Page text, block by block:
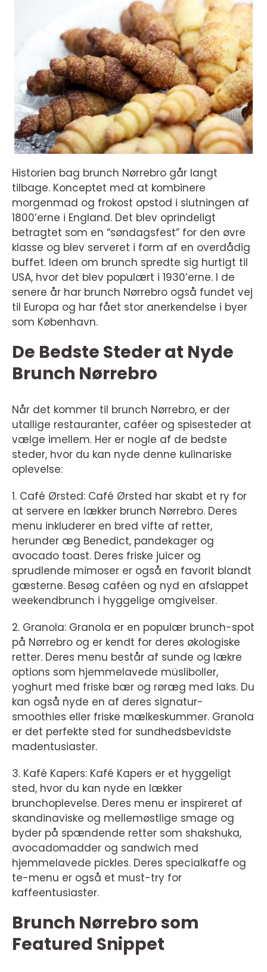
Historien bag brunch Nørrebro går langt
tilbage. Konceptet med at kombinere
morgenmad og frokost opstod i slutningen af
1800’erne i England. Det blev oprindeligt
betragtet som en “søndagsfest” for den øvre
klasse og blev serveret i form af en overdådig
buffet. Ideen om brunch spredte sig hurtigt til
USA, hvor det blev populært i 1930’erne. I de
senere år har brunch Nørrebro også fundet vej
til Europa og har fået stor anerkendelse i byer
som København.
De Bedste Steder at Nyde
Brunch Nørrebro
Når det kommer til brunch Nørrebro, er der
utallige restauranter, caféer og spisesteder at
vælge imellem. Her er nogle af de bedste
steder, hvor du kan nyde denne kulinariske
oplevelse:
1. Café Ørsted: Café Ørsted har skabt et ry for
at servere en lækker brunch Nørrebro. Deres
menu inkluderer en bred vifte af retter,
herunder æg Benedict, pandekager og
avocado toast. Deres friske juicer og
sprudlende mimoser er også en favorit blandt
gæsterne. Besøg caféen og nyd en afslappet
weekendbrunch i hyggelige omgivelser.
2. Granola: Granola er en populær brunch-spot
på Nørrebro og er kendt for deres økologiske
retter. Deres menu består af sunde og lækre
options som hjemmelavede müsliboller,
yoghurt med friske bær og røræg med laks. Du
kan også nyde en af deres signatur-
smoothies eller friske mælkeskummer. Granola
er det perfekte sted for sundhedsbevidste
madentusiaster.
3. Kafé Kapers: Kafé Kapers er et hyggeligt
sted, hvor du kan nyde en lækker
brunchoplevelse. Deres menu er inspireret af
skandinaviske og mellemøstlige smage og
byder på spændende retter som shakshuka,
avocadomadder og sandwich med
hjemmelavede pickles. Deres specialkaffe og
te-menu er også et must-try for
kaffeentusiaster.
Brunch Nørrebro som
Featured Snippet